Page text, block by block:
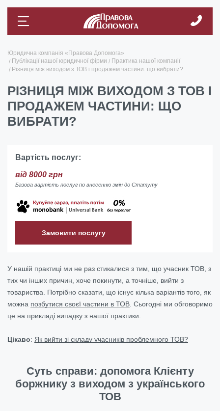
Юридична компанія «Правова Допомога»
Публікації нашої юридичної фірми
Практика нашої компанії
Різниця між виходом з ТОВ і продажем частини: що вибрати?
РІЗНИЦЯ МІЖ ВИХОДОМ З ТОВ І
ПРОДАЖЕМ ЧАСТИНИ: ЩО
ВИБРАТИ?
Вартість послуг:
від 8000 грн
Базова вартість послуг по внесенню змін до Статуту
Замовити послугу
У нашій практиці ми не раз стикалися з тим, що учасник ТОВ, з
тих чи інших причин, хоче покинути, а точніше, вийти з
товариства. Потрібно сказати, що існує кілька варіантів того, як
можна позбутися своєї частини в ТОВ . Сьогодні ми обговоримо
це на прикладі випадку з нашої практики.
Цікаво: Як вийти зі складу учасників проблемного ТОВ?
Суть справи: допомога Клієнту
боржнику з виходом з українського
ТОВ